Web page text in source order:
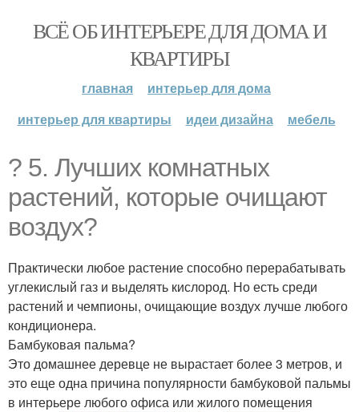
ВСЁ ОБ ИНТЕРЬЕРЕ ДЛЯ ДОМА И
КВАРТИРЫ
главная
интерьер для дома
интерьер для квартиры
идеи дизайна мебель
? 5. Лучших комнатных
растений, которые очищают
воздух?
Практически любое растение способно перерабатывать
углекислый газ и выделять кислород. Но есть среди
растений и чемпионы, очищающие воздух лучше любого
кондиционера.
Бамбуковая пальма?
Это домашнее деревце не вырастает более 3 метров, и
это еще одна причина популярности бамбуковой пальмы
в интерьере любого офиса или жилого помещения